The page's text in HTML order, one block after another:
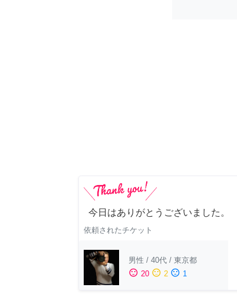
今日はありがとうございました。
依頼されたチケット
男性 / 40代 / 東京都
sentiment_satisfied 20 sentiment_neutral 2 sentiment_dissatisfied 1